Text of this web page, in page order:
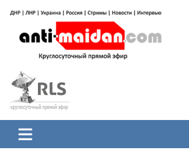
содержимому
Антимайдан:
на Украине
гражданской войне на Украине, включая
ЛНР и других регионах.